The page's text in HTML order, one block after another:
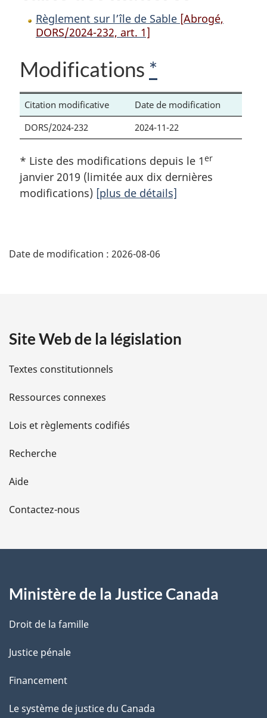
Règlement sur l’île de Sable [Abrogé,
DORS/2024-232, art. 1]
Modifications *
Citation modificative
Date de modification
DORS/2024-232
2024-11-22
* Liste des modifications depuis le 1er
janvier 2019 (limitée aux dix dernières
modifications) [plus de détails]
é
i
l
s
d
e
l
a
e
Date de modification : 2026-08-06
Site Web de la législation
Textes constitutionnels
Ressources connexes
Lois et règlements codifiés
Recherche
Aide
Contactez-nous
Ministère de la Justice Canada
Droit de la famille
Justice pénale
Financement
Le système de justice du Canada